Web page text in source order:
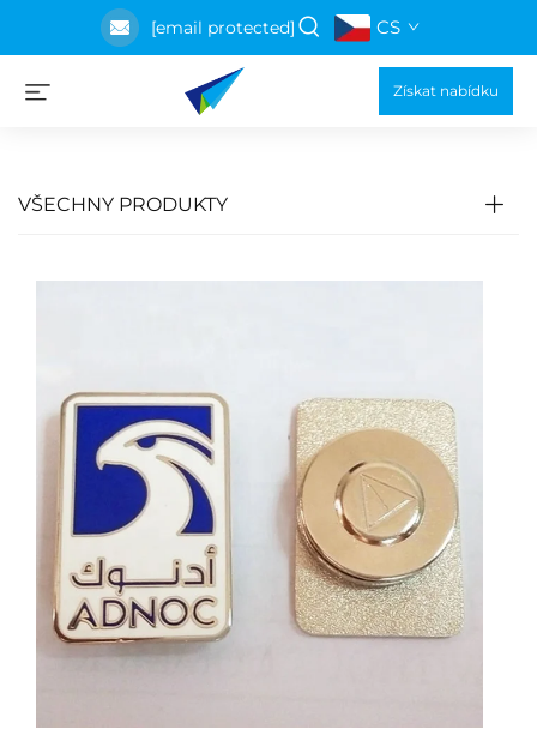
[email protected] CS
Získat nabídku
VŠECHNY PRODUKTY